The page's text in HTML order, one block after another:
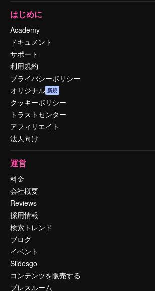
はじめに
Academy
ドキュメント
サポート
利用規約
プライバシーポリシー
オリジナル 新規
クッキーポリシー
トラストセンター
アフィリエイト
法人向け
運営
料金
会社概要
Reviews
採用情報
検索トレンド
ブログ
イベント
Slidesgo
コンテンツを販売する
プレスルーム